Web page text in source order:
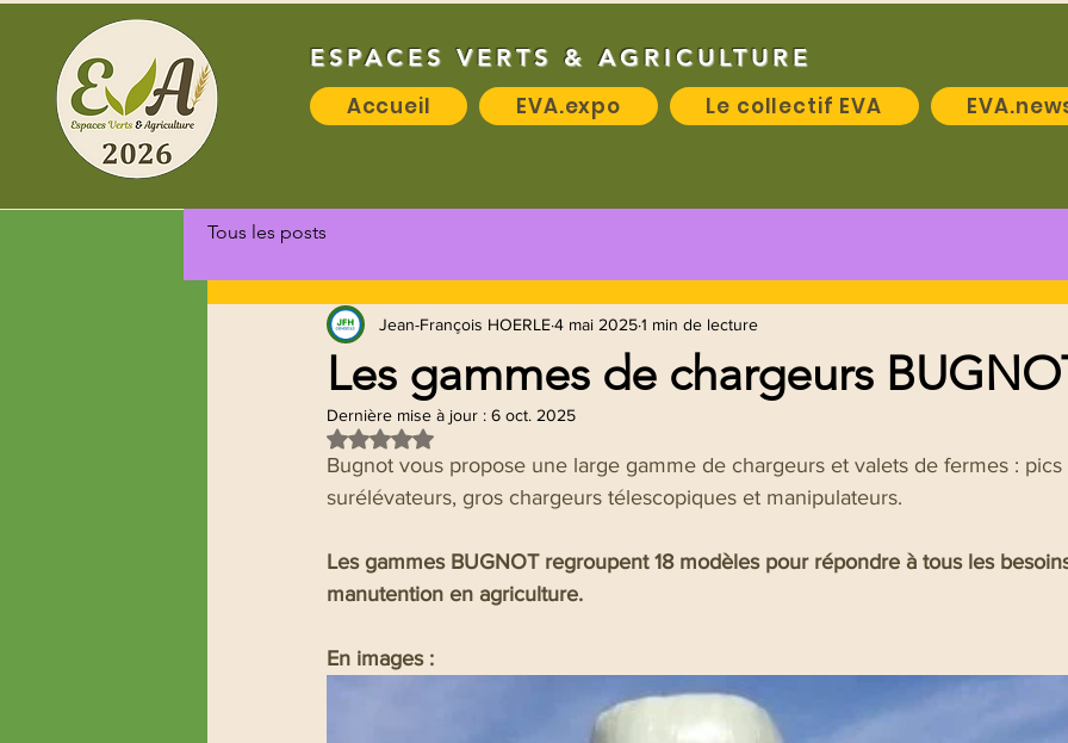
ESPACES VERTS & AGRICULTURE
Accueil
EVA.expo Le collectif EVA
Tous les posts
Les gammes de chargeurs
Jean-François HOERLE4 mai 20251 min de lecture
Dernière mise à jour : 6 oct. 2025
Noté NaN étoiles sur 5.
Bugnot vous propose une large gamme de chargeurs et valets de fermes :
surélévateurs, gros chargeurs télescopiques et manipulateurs.
Les gammes BUGNOT regroupent 18 modèles pour répondre à tous les
manutention en agriculture.
En images :